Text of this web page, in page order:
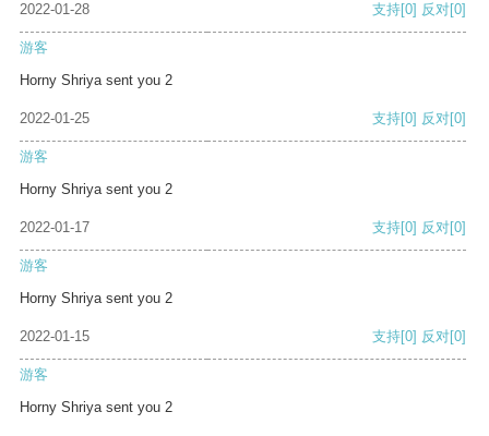
2022-01-28 支持[0] 反对[0]
游客
Horny Shriya sent you 2
2022-01-25 支持[0] 反对[0]
游客
Horny Shriya sent you 2
2022-01-17 支持[0] 反对[0]
游客
Horny Shriya sent you 2
2022-01-15 支持[0] 反对[0]
游客
Horny Shriya sent you 2